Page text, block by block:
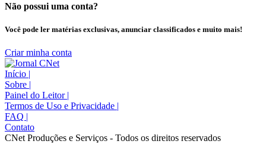
Não possui uma conta?
Você pode ler matérias exclusivas, anunciar classificados e muito mais!
Criar minha conta
Início |
Sobre |
Painel do Leitor |
Termos de Uso e Privacidade |
FAQ |
Contato
CNet Produções e Serviços - Todos os direitos reservados